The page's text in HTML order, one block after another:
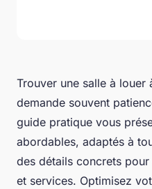
Trouver une salle à louer
demande souvent
guide pratique vous
abordables, adaptés à
des détails concrets
et services. Optimisez